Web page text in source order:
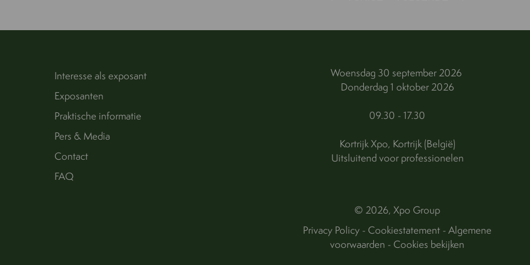
Interesse als exposant
Exposanten
Praktische informatie
Pers & Media
Contact
FAQ
Woensdag 30 september 2026
Donderdag 1 oktober 2026
09.30 - 17.30
Kortrijk Xpo, Kortrijk (België)
Uitsluitend voor professionelen
© 2026, Xpo Group
Privacy Policy - Cookiestatement -Algemene
voorwaarden - Cookies bekijken